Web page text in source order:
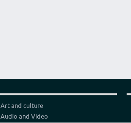
Art and culture
Audio and Video